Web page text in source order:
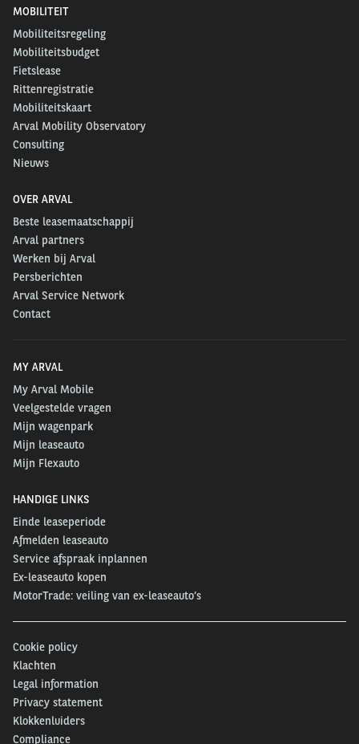
MOBILITEIT
Mobiliteitsregeling
Mobiliteitsbudget
Fietslease
Rittenregistratie
Mobiliteitskaart
Arval Mobility Observatory
Consulting
Nieuws
OVER ARVAL
Beste leasemaatschappij
Arval partners
Werken bij Arval
Persberichten
Arval Service Network
Contact
MY ARVAL
My Arval Mobile
Veelgestelde vragen
Mijn wagenpark
Mijn leaseauto
Mijn Flexauto
HANDIGE LINKS
Einde leaseperiode
Afmelden leaseauto
Service afspraak inplannen
Ex-leaseauto kopen
MotorTrade: veiling van ex-leaseauto’s
Cookie policy
Klachten
Legal information
Privacy statement
Klokkenluiders
Compliance